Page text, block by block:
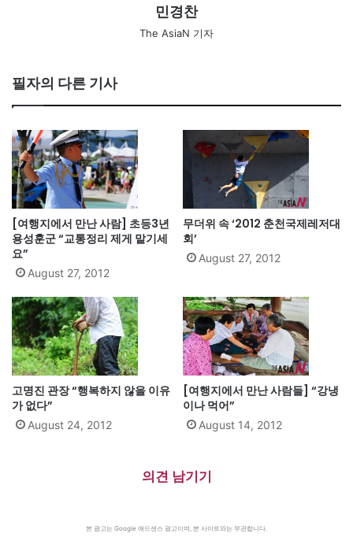
민경찬
The AsiaN 기자
필자의 다른 기사
[여행지에서 만난 사람] 초등3년
용성훈군 “교통정리 제게 맡기세
요”
August 27, 2012
무더위 속 ‘2012 춘천국제레저대
회’
August 27, 2012
고명진 관장 “행복하지 않을 이유
가 없다”
August 24, 2012
[여행지에서 만난 사람들] “강냉
이나 먹어”
August 14, 2012
의견 남기기
본 광고는 Google 애드센스 광고이며, 본 사이트와는 무관합니다.